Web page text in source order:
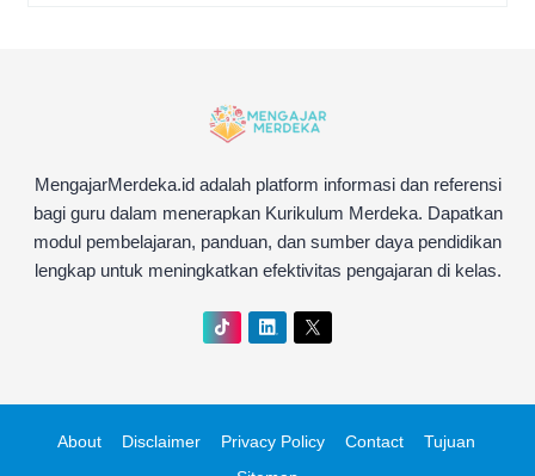
MengajarMerdeka.id adalah platform informasi dan referensi
bagi guru dalam menerapkan Kurikulum Merdeka. Dapatkan
modul pembelajaran, panduan, dan sumber daya pendidikan
lengkap untuk meningkatkan efektivitas pengajaran di kelas.
About Disclaimer Privacy Policy Contact
Tujuan